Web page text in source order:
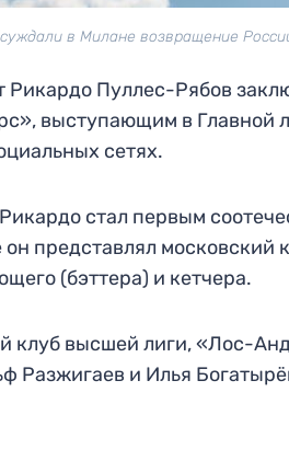
в Милане возвращение
Рикардо Пуллес-Рябов
выступающим в Главной
сетях.
стал первым
представлял московский
(бэттера) и кетчера.
клуб высшей лиги, «Лос-
Разжигаев и Илья